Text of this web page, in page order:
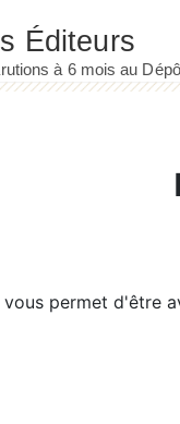
vous permet d'être